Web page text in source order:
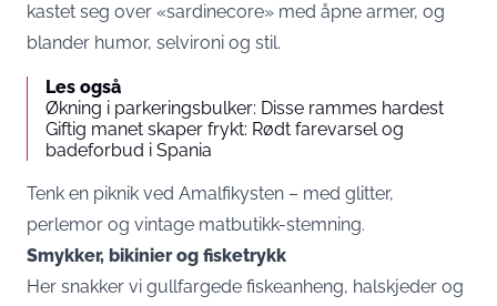
kastet seg over «sardinecore» med åpne armer, og
blander humor, selvironi og stil.
Les også
Økning i parkeringsbulker: Disse rammes hardest
Giftig manet skaper frykt: Rødt farevarsel og
badeforbud i Spania
Tenk en piknik ved Amalfikysten – med glitter,
perlemor og vintage matbutikk-stemning.
Smykker, bikinier og fisketrykk
Her snakker vi gullfargede fiskeanheng, halskjeder og